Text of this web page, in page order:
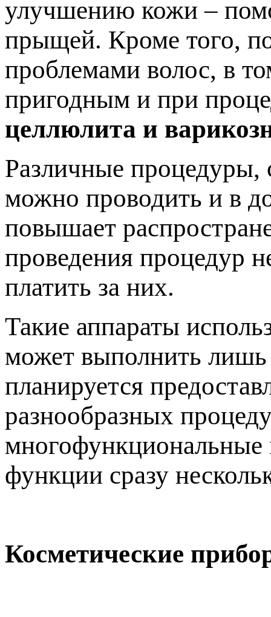
улучшению кожи –
прыщей. Кроме того,
проблемами волос, в
пригодным и при
целлюлита и
Различные процедуры,
можно проводить и в
повышает
проведения процедур
платить за них.
Такие аппараты
может выполнить
планируется
разнообразных
многофункциональные
функции сразу
Косметические